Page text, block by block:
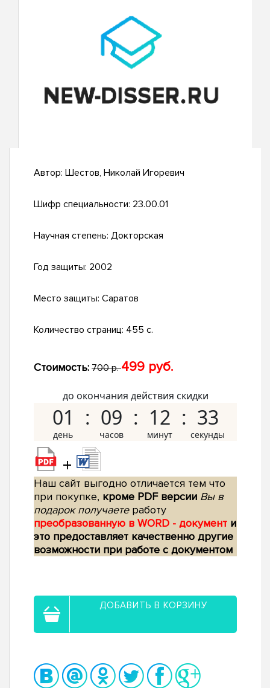
Автор: Шестов, Николай Игоревич
Шифр специальности: 23.00.01
Научная степень: Докторская
Год защиты: 2002
Место защиты: Саратов
Количество страниц: 455 с.
Стоимость: 700 р.499 руб.
до окончания действия скидки
01 09 12 32
+
Наш сайт выгодно отличается тем что
при покупке, кроме PDF версии Вы в
подарок получаетеработу
преобразованную в WORD - документ и
это предоставляет качественно другие
возможности при работе с документом
ДОБАВИТЬ В КОРЗИНУ